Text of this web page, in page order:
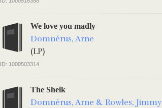
We love you madly
Domnérus, Arne
(LP)
ID: 1000503314
The Sheik
Domnérus, Arne & Rowles, Jimmy